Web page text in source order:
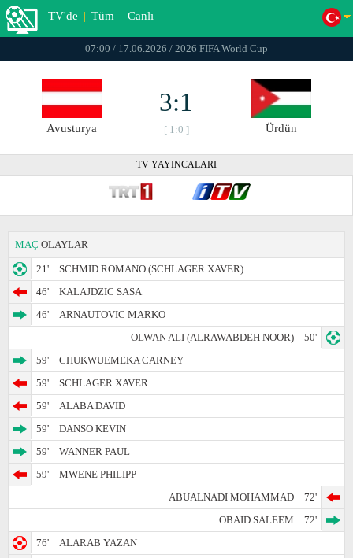
TV'de | Tüm | Canlı
07:00 / 17.06.2026 / 2026 FIFA World Cup
Avusturya
3:1
[ 1:0 ] Ürdün
TV YAYINCALARI
MAÇ OLAYLAR
21'
SCHMID ROMANO (SCHLAGER XAVER)
46'
KALAJDZIC SASA
46'
ARNAUTOVIC MARKO
OLWAN ALI (ALRAWABDEH NOOR)
50'
59'
CHUKWUEMEKA CARNEY
59'
SCHLAGER XAVER
59'
ALABA DAVID
59'
DANSO KEVIN
59'
WANNER PAUL
59'
MWENE PHILIPP
ABUALNADI MOHAMMAD
72'
OBAID SALEEM
72'
76'
ALARAB YAZAN